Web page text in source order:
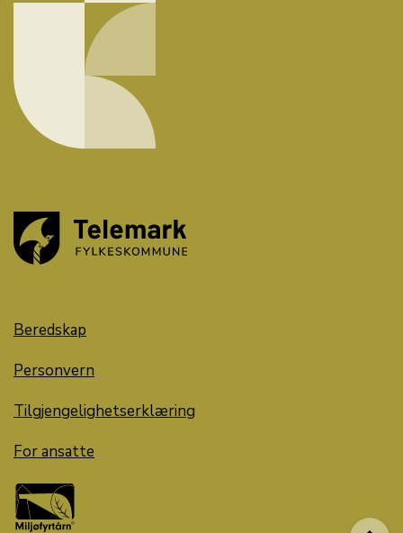
Beredskap
Personvern
Tilgjengelighetserklæring
For ansatte